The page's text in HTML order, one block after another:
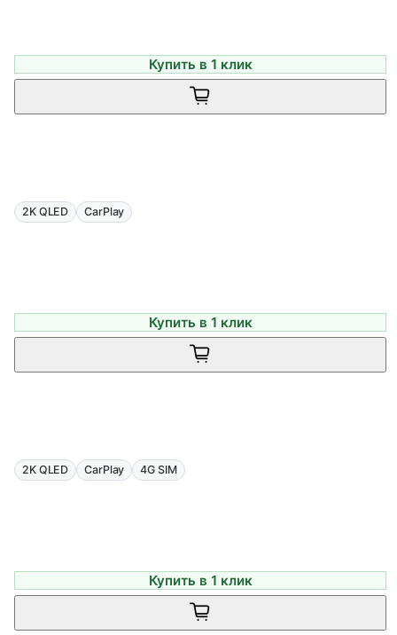
Купить в 1 клик
2K QLED CarPlay
Купить в 1 клик
2K QLED CarPlay 4G SIM
Купить в 1 клик